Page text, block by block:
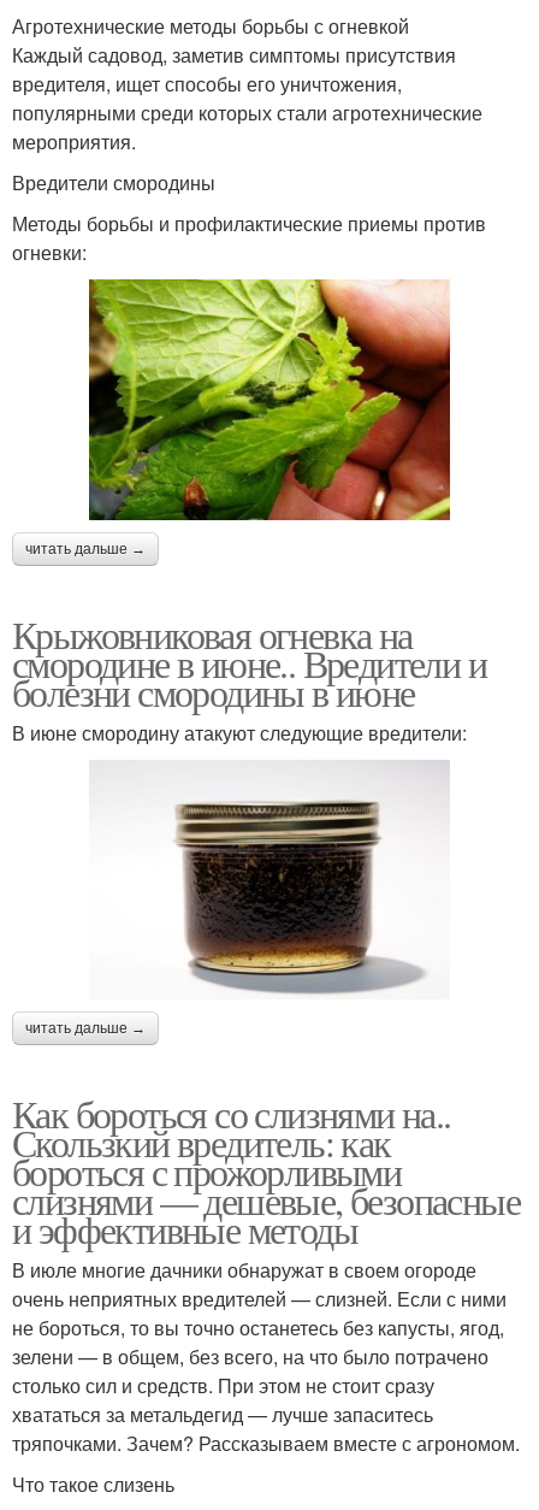
Агротехнические методы борьбы с огневкой
Каждый садовод, заметив симптомы присутствия
вредителя, ищет способы его уничтожения,
популярными среди которых стали агротехнические
мероприятия.
Вредители смородины
Методы борьбы и профилактические приемы против
огневки:
читать дальше →
Крыжовниковая огневка на
смородине в июне.. Вредители и
болезни смородины в июне
В июне смородину атакуют следующие вредители:
читать дальше →
Как бороться со слизнями на..
Скользкий вредитель: как
бороться с прожорливыми
слизнями — дешевые, безопасные
и эффективные методы
В июле многие дачники обнаружат в своем огороде
очень неприятных вредителей — слизней. Если с ними
не бороться, то вы точно останетесь без капусты, ягод,
зелени — в общем, без всего, на что было потрачено
столько сил и средств. При этом не стоит сразу
хвататься за метальдегид — лучше запаситесь
тряпочками. Зачем? Рассказываем вместе с агрономом.
Что такое слизень